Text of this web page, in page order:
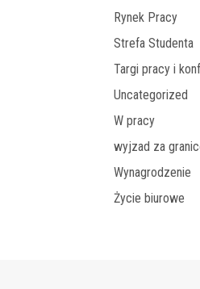
Rynek Pracy
Strefa Studenta
Targi pracy i
Uncategorized
W pracy
wyjzad za
Wynagrodzenie
Życie biurowe